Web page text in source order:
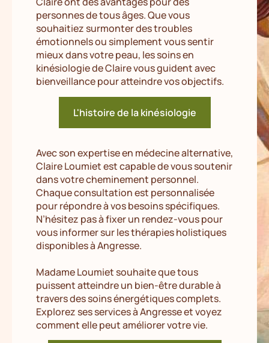
personnes de tous âges. Que vous
souhaitiez surmonter des troubles
émotionnels ou simplement vous sentir
mieux dans votre peau, les soins en
kinésiologie de Claire vous guident avec
bienveillance pour atteindre vos objectifs.
L'histoire de la kinésiologie
Avec son expertise en médecine alternative,
Claire Loumiet est capable de vous soutenir
dans votre cheminement personnel.
Chaque consultation est personnalisée
pour répondre à vos besoins spécifiques.
N’hésitez pas à fixer un rendez-vous pour
vous informer sur les thérapies holistiques
disponibles à Angresse.
Madame Loumiet souhaite que tous
puissent atteindre un bien-être durable à
travers des soins énergétiques complets.
Explorez ses services à Angresse et voyez
comment elle peut améliorer votre vie.